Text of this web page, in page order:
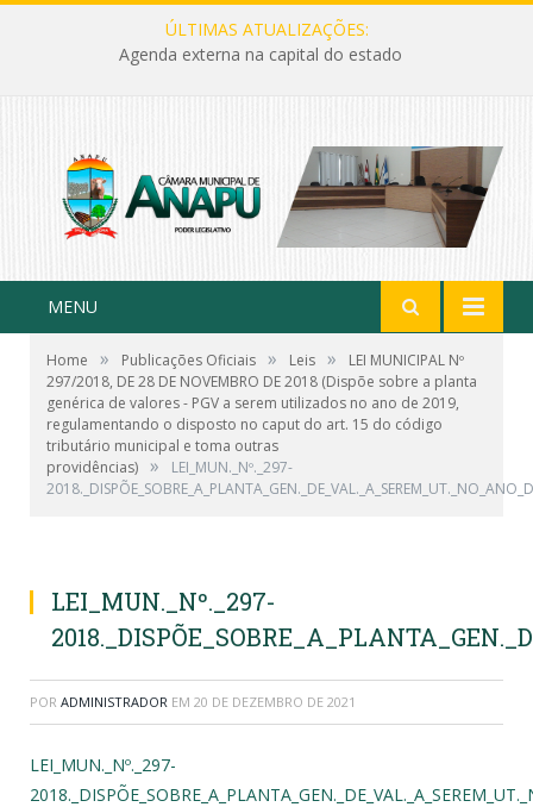
ÚLTIMAS ATUALIZAÇÕES:
Agenda externa na capital do estado
MENU
Home » Publicações Oficiais » Leis »
LEI MUNICIPAL Nº
297/2018, DE 28 DE NOVEMBRO DE 2018 (Dispõe sobre a planta
genérica de valores - PGV a serem utilizados no ano de 2019,
regulamentando o disposto no caput do art. 15 do código
tributário municipal e toma outras
providências) »
LEI_MUN._Nº._297-
LEI_MUN._Nº._297-
POR ADMINISTRADOR EM 20 DE DEZEMBRO DE 2021
LEI_MUN._Nº._297-